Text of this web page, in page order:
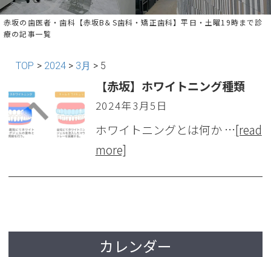
赤坂の歯医者・歯科【赤坂B＆S歯科・矯正歯科】平日・土曜19時まで診
療の記事一覧
TOP > 2024 > 3月 > 5
【赤坂】ホワイトニング種類
2024年3月5日
ホワイトニングとは何か …[read
more]
カレンダー